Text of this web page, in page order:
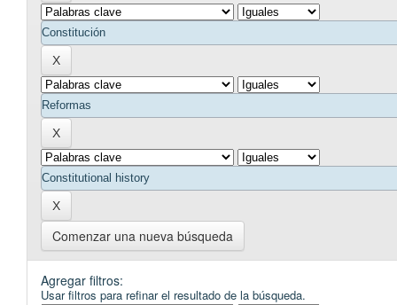
Comenzar una nueva búsqueda
Agregar filtros:
Usar filtros para refinar el resultado de la búsqueda.